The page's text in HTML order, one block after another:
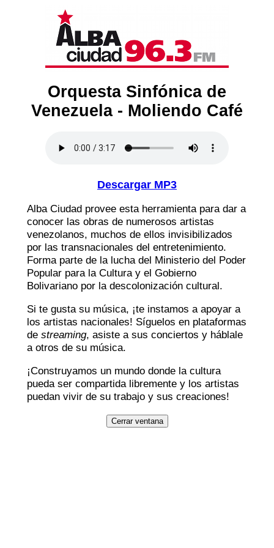
Orquesta Sinfónica de
Venezuela - Moliendo Café
Descargar MP3
Alba Ciudad provee esta herramienta para dar a
conocer las obras de numerosos artistas
venezolanos, muchos de ellos invisibilizados
por las transnacionales del entretenimiento.
Forma parte de la lucha del Ministerio del Poder
Popular para la Cultura y el Gobierno
Bolivariano por la descolonización cultural.
Si te gusta su música, ¡te instamos a apoyar a
los artistas nacionales! Síguelos en plataformas
de streaming, asiste a sus conciertos y háblale
a otros de su música.
¡Construyamos un mundo donde la cultura
pueda ser compartida libremente y los artistas
puedan vivir de su trabajo y sus creaciones!